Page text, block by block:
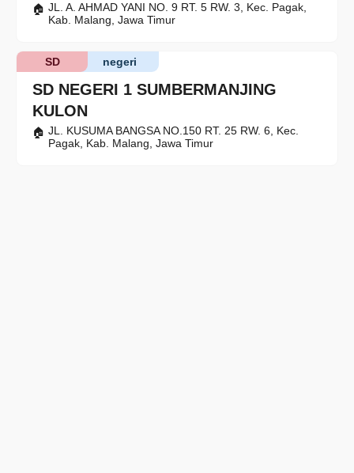
JL. A. AHMAD YANI NO. 9 RT. 5 RW. 3, Kec. Pagak,
Kab. Malang, Jawa Timur
SD NEGERI 1 SUMBERMANJING
KULON
negeri
SD
JL. KUSUMA BANGSA NO.150 RT. 25 RW. 6, Kec.
Pagak, Kab. Malang, Jawa Timur